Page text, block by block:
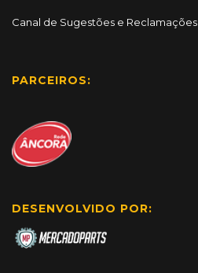
Canal de Sugestões e Reclamações
PARCEIROS:
DESENVOLVIDO POR: